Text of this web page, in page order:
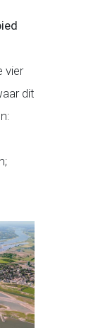
vier
dit